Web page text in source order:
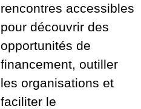
rencontres accessibles
pour découvrir des
opportunités de
financement, outiller
les organisations et
faciliter le